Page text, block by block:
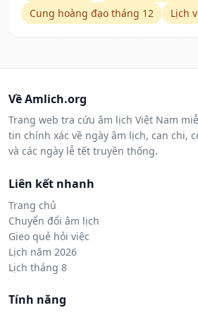
Cung hoàng đạo tháng 12
Lịch
Về Amlich.org
Trang web tra cứu âm lịch Việt Nam
tin chính xác về ngày âm lịch, can chi,
và các ngày lễ tết truyền thống.
Liên kết nhanh
Trang chủ
Chuyển đổi âm lịch
Gieo quẻ hỏi việc
Lịch năm 2026
Lịch tháng 8
Tính năng